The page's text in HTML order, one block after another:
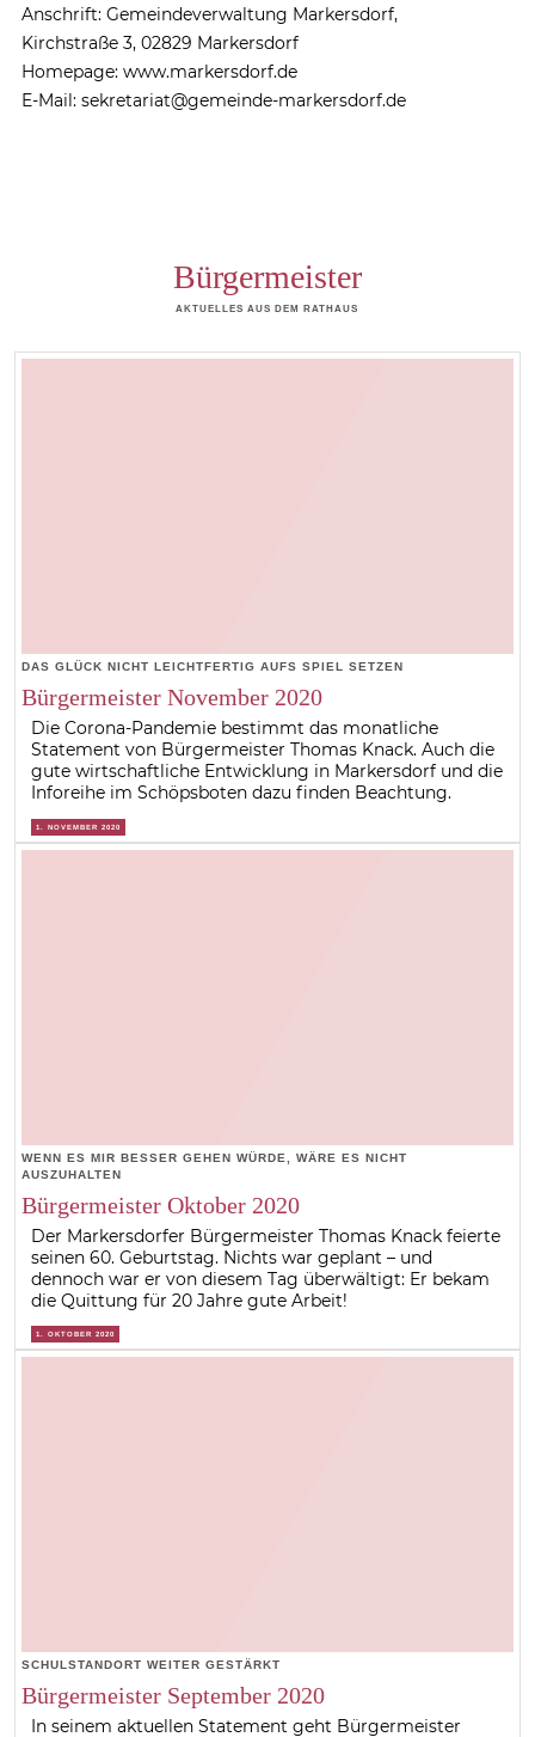
Anschrift: Gemeindeverwaltung Markersdorf,
Kirchstraße 3, 02829 Markersdorf
Homepage: www.markersdorf.de
E-Mail: sekretariat@gemeinde-markersdorf.de
Bürgermeister
AKTUELLES AUS DEM RATHAUS
DAS GLÜCK NICHT LEICHTFERTIG AUFS SPIEL SETZEN
Bürgermeister November 2020
Die Corona-Pandemie bestimmt das monatliche
Statement von Bürgermeister Thomas Knack. Auch die
gute wirtschaftliche Entwicklung in Markersdorf und die
Inforeihe im Schöpsboten dazu finden Beachtung.
1. NOVEMBER 2020
WENN ES MIR BESSER GEHEN WÜRDE, WÄRE ES NICHT
AUSZUHALTEN
Bürgermeister Oktober 2020
Der Markersdorfer Bürgermeister Thomas Knack feierte
seinen 60. Geburtstag. Nichts war geplant – und
dennoch war er von diesem Tag überwältigt: Er bekam
die Quittung für 20 Jahre gute Arbeit!
1. OKTOBER 2020
SCHULSTANDORT WEITER GESTÄRKT
Bürgermeister September 2020
In seinem aktuellen Statement geht Bürgermeister